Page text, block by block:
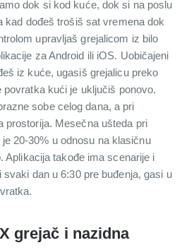
dok si kod kuće, dok si na poslu
kad dođeš trošiš sat vremena dok
upravljaš grejalicom iz bilo
za Android ili iOS. Uobičajeni
iz kuće, ugasiš grejalicu preko
povratka kući je uključiš ponovo.
sobe celog dana, a pri
prostorija. Mesečna ušteda pri
20-30% u odnosu na klasičnu
Aplikacija takođe ima scenarije i
dan u 6:30 pre buđenja, gasi u
grejač i nazidna